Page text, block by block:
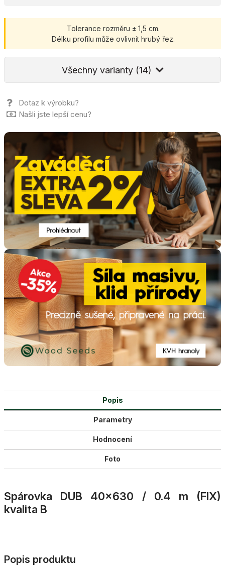
Tolerance rozměru ± 1,5 cm.
Délku profilu může ovlivnit hrubý řez.
Všechny varianty (14)
Dotaz k výrobku?
Našli jste lepší cenu?
Popis
Parametry
Hodnocení
Foto
Spárovka DUB 40×630 / 0.4 m (FIX)
kvalita B
Popis produktu